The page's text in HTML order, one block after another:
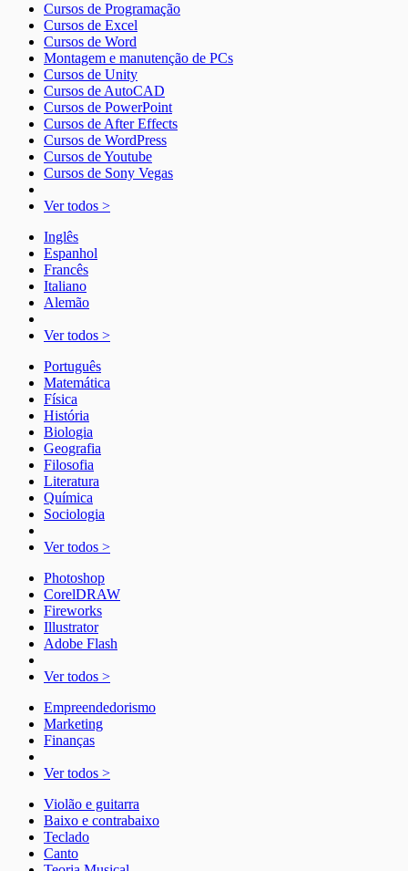
Cursos de Programação
Cursos de Excel
Cursos de Word
Montagem e manutenção de PCs
Cursos de Unity
Cursos de AutoCAD
Cursos de PowerPoint
Cursos de After Effects
Cursos de WordPress
Cursos de Youtube
Cursos de Sony Vegas
Ver todos >
Inglês
Espanhol
Francês
Italiano
Alemão
Ver todos >
Português
Matemática
Física
História
Biologia
Geografia
Filosofia
Literatura
Química
Sociologia
Ver todos >
Photoshop
CorelDRAW
Fireworks
Illustrator
Adobe Flash
Ver todos >
Empreendedorismo
Marketing
Finanças
Ver todos >
Violão e guitarra
Baixo e contrabaixo
Teclado
Canto